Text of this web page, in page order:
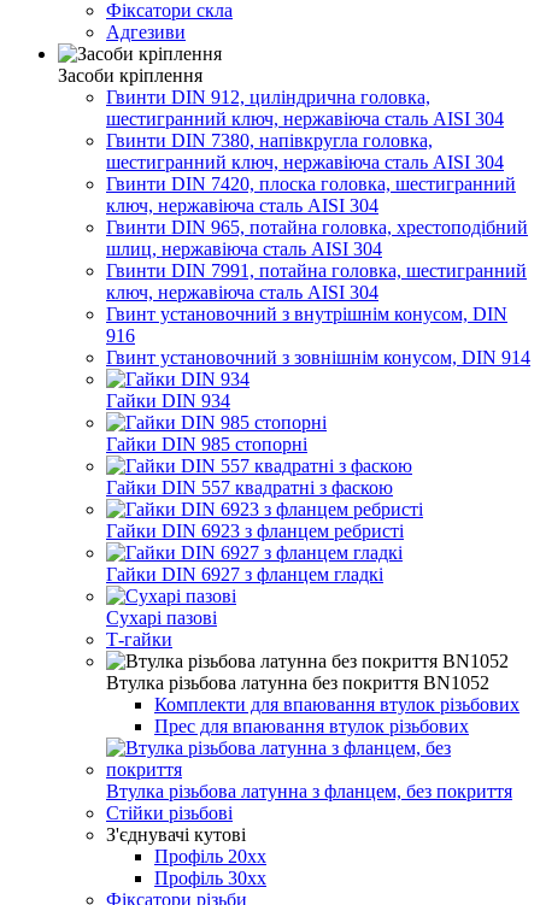
Фіксатори скла
Адгезиви
Засоби кріплення
Гвинти DIN 912, циліндрична головка,
шестигранний ключ, нержавіюча сталь AISI 304
Гвинти DIN 7380, напівкругла головка,
шестигранний ключ, нержавіюча сталь AISI 304
Гвинти DIN 7420, плоска головка, шестигранний
ключ, нержавіюча сталь AISI 304
Гвинти DIN 965, потайна головка, хрестоподібний
шлиц, нержавіюча сталь AISI 304
Гвинти DIN 7991, потайна головка, шестигранний
ключ, нержавіюча сталь AISI 304
Гвинт установочний з внутрішнім конусом, DIN
916
Гвинт установочний з зовнішнім конусом, DIN 914
Гайки DIN 934
Гайки DIN 985 стопорні
Гайки DIN 557 квадратні з фаскою
Гайки DIN 6923 з фланцем ребристі
Гайки DIN 6927 з фланцем гладкі
Сухарі пазові
Т-гайки
Втулка різьбова латунна без покриття BN1052
Комплекти для впаювання втулок різьбових
Прес для впаювання втулок різьбових
Втулка різьбова латунна з фланцем, без покриття
Стійки різьбові
З'єднувачі кутові
Профіль 20хх
Профіль 30хх
Фіксатори різьби